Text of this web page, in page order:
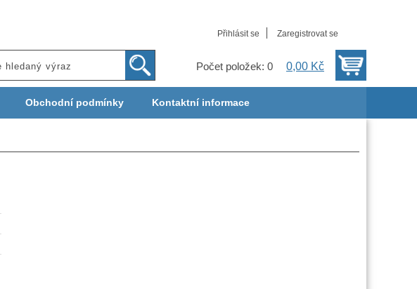
Přihlásit se Zaregistrovat se
Počet položek: 0 0,00 Kč
Obchodní podmínky Kontaktní informace